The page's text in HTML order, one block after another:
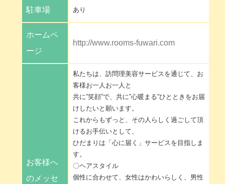
駐車場 あり
ホームペ
ージ
http://www.rooms-fuwari.com
お客様へ
のメッセ
私たちは、訪問理美容サービスを通じて、お
客様お一人お一人と
共に”笑顔”で、共に”心暖まる”ひとときをお届
けしたいと願います。
これからもずっと、その人らしく過ごして頂
けるお手伝いとして、
ひだまりは「心に届く」サービスを目指しま
す。
〇ヘアスタイル
個性に合わせて、女性はかわいらしく、男性